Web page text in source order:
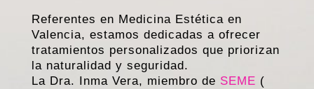
Referentes en Medicina Estética en
Valencia, estamos dedicadas a ofrecer
tratamientos personalizados que priorizan
la naturalidad y seguridad.
La Dra. Inma Vera, miembro de SEME (